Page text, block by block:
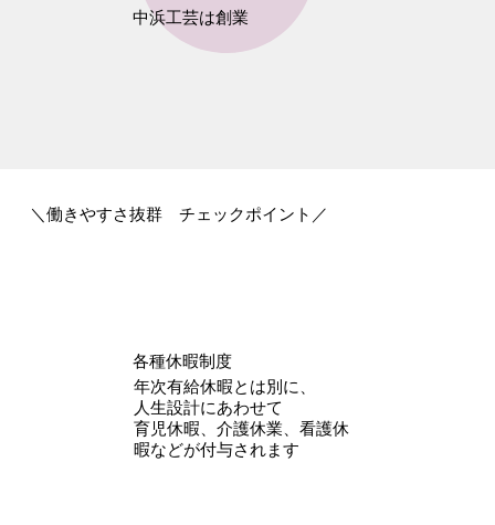
​中浜工芸は創業
＼働きやすさ抜群 チェックポイント／
​各種休暇制度
年次有給休暇とは別に、
人生設計にあわせて
育児休暇、介護休業、看護休
暇などが付与されます